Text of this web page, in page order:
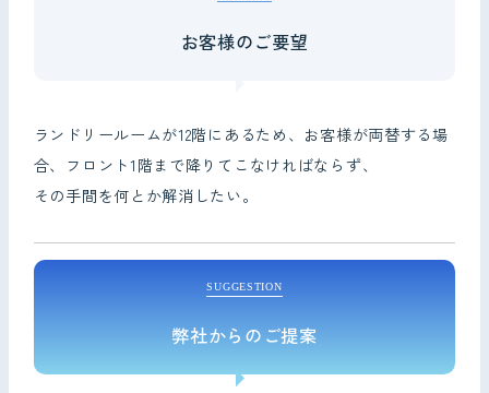
お客様のご要望
ランドリールームが12階にあるため、お客様が両替する場
合、フロント1階まで降りてこなければならず、
その手間を何とか解消したい。
SUGGESTION
弊社からのご提案